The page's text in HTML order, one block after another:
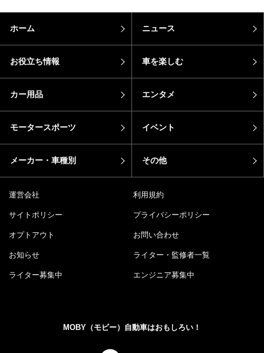
ホーム ニュース
お役立ち情報 車を楽しむ
カー用品 エンタメ
モータースポーツ イベント
メーカー・車種別 その他
運営会社 利用規約
サイトポリシー プライバシーポリシー
オプトアウト お問い合わせ
お知らせ ライター・監修者一覧
ライター募集中 エンジニア募集中
MOBY（モビー）自動車はおもしろい！